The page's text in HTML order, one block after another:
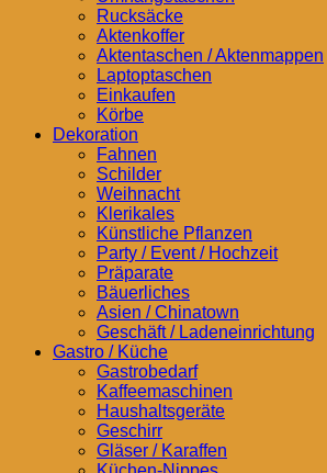
Rucksäcke
Aktenkoffer
Aktentaschen / Aktenmappen
Laptoptaschen
Einkaufen
Körbe
Dekoration
Fahnen
Schilder
Weihnacht
Klerikales
Künstliche Pflanzen
Party / Event / Hochzeit
Präparate
Bäuerliches
Asien / Chinatown
Geschäft / Ladeneinrichtung
Gastro / Küche
Gastrobedarf
Kaffeemaschinen
Haushaltsgeräte
Geschirr
Gläser / Karaffen